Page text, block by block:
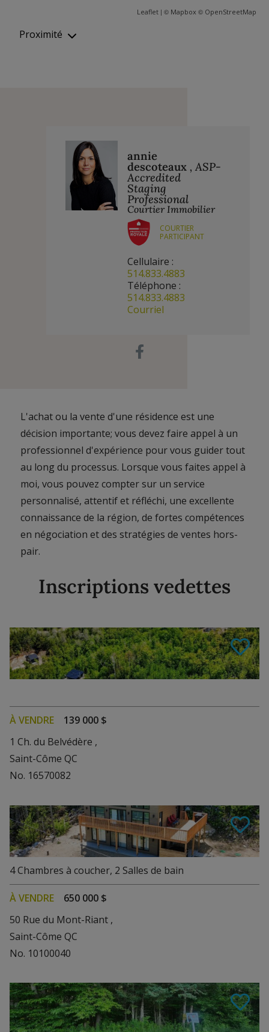
Leaflet | © Mapbox © OpenStreetMap
Proximité
annie
descoteaux , ASP-
Accredited
Staging
Professional
Courtier Immobilier
COURTIER
PARTICIPANT
Cellulaire :
514.833.4883
Téléphone :
514.833.4883
Courriel
L'achat ou la vente d'une résidence est une
décision importante; vous devez faire appel à un
professionnel d'expérience pour vous guider tout
au long du processus. Lorsque vous faites appel à
moi, vous pouvez compter sur un service
personnalisé, attentif et réfléchi, une excellente
connaissance de la région, de fortes compétences
en négociation et des stratégies de ventes hors-
pair.
Inscriptions vedettes
Voir les détails
À VENDRE
139 000 $
1 Ch. du Belvédère ,
Saint-Côme QC
No. 16570082
Voir les détails
4Chambres à coucher, 2 Salles de bain
À VENDRE
650 000 $
50 Rue du Mont-Riant ,
Saint-Côme QC
No. 10100040
Voir les détails